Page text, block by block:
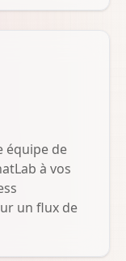
équipe de
à vos
un flux de